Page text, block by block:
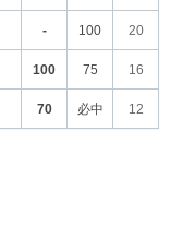
- 100 20
100 75 16
70 必中 12